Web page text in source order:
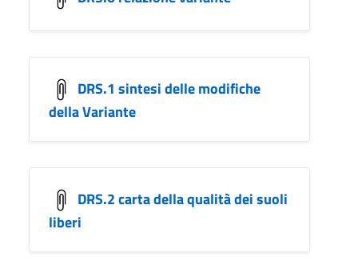
DRS.1 sintesi delle modifiche
della Variante
DRS.2 carta della qualità dei suoli
liberi